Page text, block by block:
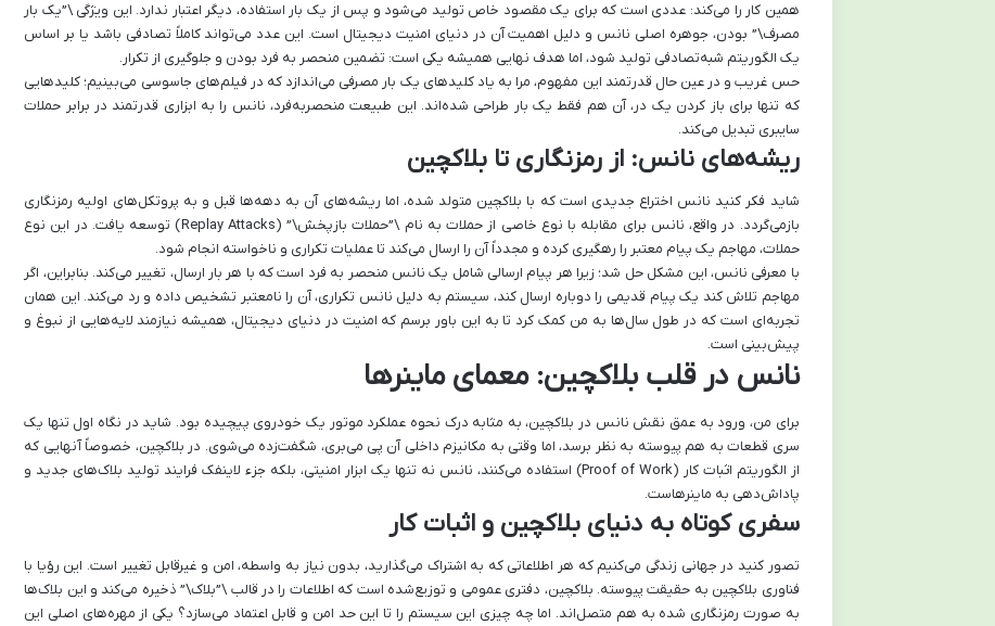
همین کار را می‌کند: عددی است که برای یک مقصود خاص تولید می‌شود و پس از یک بار استفاده، دیگر اعتبار ندارد. این ویژگی \”یک بار
مصرف\” بودن، جوهره اصلی نانس و دلیل اهمیت آن در دنیای امنیت دیجیتال است. این عدد می‌تواند کاملاً تصادفی باشد یا بر اساس
یک الگوریتم شبه‌تصادفی تولید شود، اما هدف نهایی همیشه یکی است: تضمین منحصر به فرد بودن و جلوگیری از تکرار.
حس غریب و در عین حال قدرتمند این مفهوم، مرا به یاد کلیدهای یک بار مصرفی می‌اندازد که در فیلم‌های جاسوسی می‌بینیم؛ کلیدهایی
که تنها برای باز کردن یک در، آن هم فقط یک بار طراحی شده‌اند. این طبیعت منحصربه‌فرد، نانس را به ابزاری قدرتمند در برابر حملات
سایبری تبدیل می‌کند.
ریشه‌های نانس: از رمزنگاری تا بلاکچین
شاید فکر کنید نانس اختراع جدیدی است که با بلاکچین متولد شده، اما ریشه‌های آن به دهه‌ها قبل و به پروتکل‌های اولیه رمزنگاری
بازمی‌گردد. در واقع، نانس برای مقابله با نوع خاصی از حملات به نام \”حملات بازپخش\” (Replay Attacks) توسعه یافت. در این نوع
حملات، مهاجم یک پیام معتبر را رهگیری کرده و مجدداً آن را ارسال می‌کند تا عملیات تکراری و ناخواسته انجام شود.
با معرفی نانس، این مشکل حل شد؛ زیرا هر پیام ارسالی شامل یک نانس منحصر به فرد است که با هر بار ارسال، تغییر می‌کند. بنابراین، اگر
مهاجم تلاش کند یک پیام قدیمی را دوباره ارسال کند، سیستم به دلیل نانس تکراری، آن را نامعتبر تشخیص داده و رد می‌کند. این همان
تجربه‌ای است که در طول سال‌ها به من کمک کرد تا به این باور برسم که امنیت در دنیای دیجیتال، همیشه نیازمند لایه‌هایی از نبوغ و
پیش‌بینی است.
نانس در قلب بلاکچین: معمای ماینرها
برای من، ورود به عمق نقش نانس در بلاکچین، به مثابه درک نحوه عملکرد موتور یک خودروی پیچیده بود. شاید در نگاه اول تنها یک
سری قطعات به هم پیوسته به نظر برسد، اما وقتی به مکانیزم داخلی آن پی می‌بری، شگفت‌زده می‌شوی. در بلاکچین، خصوصاً آنهایی که
از الگوریتم اثبات کار (Proof of Work) استفاده می‌کنند، نانس نه تنها یک ابزار امنیتی، بلکه جزء لاینفک فرایند تولید بلاک‌های جدید و
پاداش‌دهی به ماینرهاست.
سفری کوتاه به دنیای بلاکچین و اثبات کار
تصور کنید در جهانی زندگی می‌کنیم که هر اطلاعاتی که به اشتراک می‌گذارید، بدون نیاز به واسطه، امن و غیرقابل تغییر است. این رؤیا با
فناوری بلاکچین به حقیقت پیوسته. بلاکچین، دفتری عمومی و توزیع‌شده است که اطلاعات را در قالب \”بلاک\” ذخیره می‌کند و این بلاک‌ها
به صورت رمزنگاری شده به هم متصل‌اند. اما چه چیزی این سیستم را تا این حد امن و قابل اعتماد می‌سازد؟ یکی از مهره‌های اصلی این